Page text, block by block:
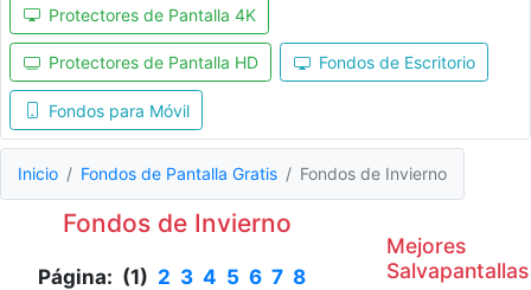
Protectores de Pantalla 4K
Protectores de Pantalla HD Fondos de Escritorio
Fondos para Móvil
Inicio Fondos de Pantalla Gratis Fondos de Invierno
Fondos de Invierno
Página: (1) 2 3 4 5 6 7 8
Mejores
Salvapantallas